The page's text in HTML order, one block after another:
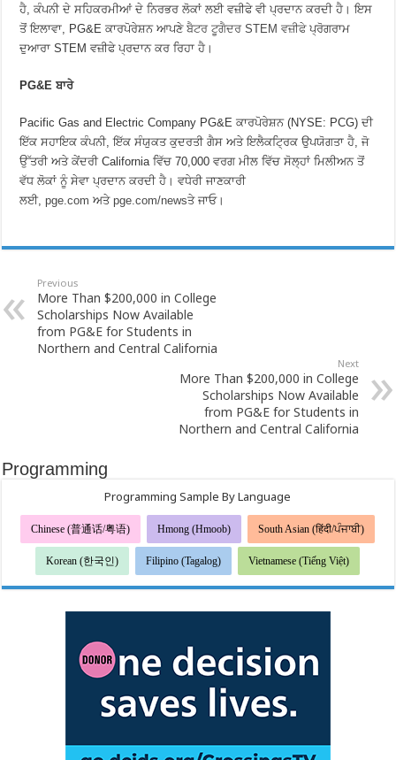
ਹੈ, ਕੰਪਨੀ ਦੇ ਸਹਿਕਰਮੀਆਂ ਦੇ ਨਿਰਭਰ ਲੋਕਾਂ ਲਈ ਵਜ਼ੀਫੇ ਵੀ ਪ੍ਰਦਾਨ ਕਰਦੀ ਹੈ। ਇਸ
ਤੋਂ ਇਲਾਵਾ, PG&E ਕਾਰਪੋਰੇਸ਼ਨ ਆਪਣੇਬੈਟਰ ਟੂਗੈਦਰ STEM ਵਜ਼ੀਫੇਪ੍ਰੋਗਰਾਮ
ਦੁਆਰਾ STEM ਵਜ਼ੀਫੇ ਪ੍ਰਦਾਨ ਕਰ ਰਿਹਾ ਹੈ।
PG&E ਬਾਰੇ
Pacific Gas and Electric Company PG&E ਕਾਰਪੋਰੇਸ਼ਨ (NYSE: PCG) ਦੀ
ਇੱਕ ਸਹਾਇਕ ਕੰਪਨੀ, ਇੱਕ ਸੰਯੁਕਤ ਕੁਦਰਤੀ ਗੈਸ ਅਤੇ ਇਲੈਕਟ੍ਰਿਕ ਉਪਯੋਗਤਾ ਹੈ, ਜੋ
ਉੱਤਰੀ ਅਤੇ ਕੇਂਦਰੀ California ਵਿੱਚ 70,000 ਵਰਗ ਮੀਲ ਵਿੱਚ ਸੋਲ੍ਹਾਂ ਮਿਲੀਅਨ ਤੋਂ
ਵੱਧ ਲੋਕਾਂ ਨੂੰ ਸੇਵਾ ਪ੍ਰਦਾਨ ਕਰਦੀ ਹੈ। ਵਧੇਰੀ ਜਾਣਕਾਰੀ
ਲਈ,pge.com ਅਤੇpge.com/newsਤੇ ਜਾਓ।
Previous
More Than $200,000 in College
Scholarships Now Available
from PG&E for Students in
Northern and Central California
Next
More Than $200,000 in College
Scholarships Now Available
from PG&E for Students in
Northern and Central California
Programming
Programming Sample By Language
Chinese (普通话/粤语) Hmong (Hmoob) South Asian (हिंदी/ਪੰਜਾਬੀ)
Korean (한국인) Filipino (Tagalog) Vietnamese (Tiếng Việt)